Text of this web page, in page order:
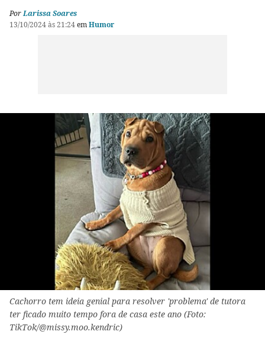
PorLarissa Soares
13/10/2024 às 21:24emHumor
Cachorro tem ideia genial para resolver 'problema' de tutora
ter ficado muito tempo fora de casa este ano (Foto:
TikTok/@missy.moo.kendric)